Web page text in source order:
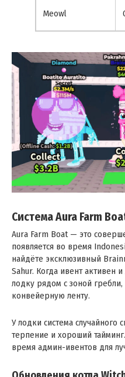
Meowl
Система Aura Farm
Aura Farm Boat — это
появляется во время
найдёте эксклюзивный
Sahur . Когда ивент активен
лодку рядом с зоной
конвейерную ленту .
У лодки система случайного
терпение и хороший
время админ-ивентов для